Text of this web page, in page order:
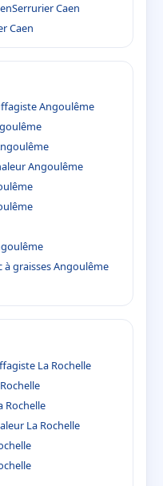
Serrurier Caen
Caen
Angoulême
Angoulême
à graisses Angoulême
La Rochelle
Rochelle
La Rochelle